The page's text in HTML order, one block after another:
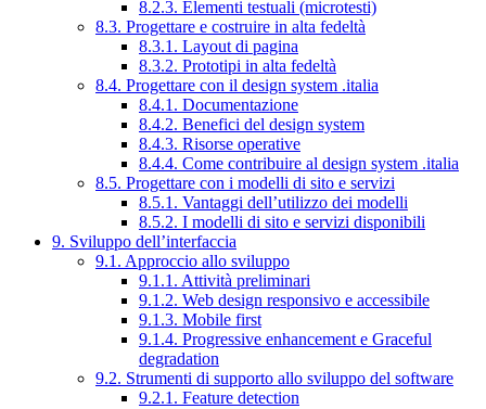
8.2.3. Elementi testuali (microtesti)
8.3. Progettare e costruire in alta fedeltà
8.3.1. Layout di pagina
8.3.2. Prototipi in alta fedeltà
8.4. Progettare con il design system .italia
8.4.1. Documentazione
8.4.2. Benefici del design system
8.4.3. Risorse operative
8.4.4. Come contribuire al design system .italia
8.5. Progettare con i modelli di sito e servizi
8.5.1. Vantaggi dell’utilizzo dei modelli
8.5.2. I modelli di sito e servizi disponibili
9. Sviluppo dell’interfaccia
9.1. Approccio allo sviluppo
9.1.1. Attività preliminari
9.1.2. Web design responsivo e accessibile
9.1.3. Mobile first
9.1.4. Progressive enhancement e Graceful
degradation
9.2. Strumenti di supporto allo sviluppo del software
9.2.1. Feature detection